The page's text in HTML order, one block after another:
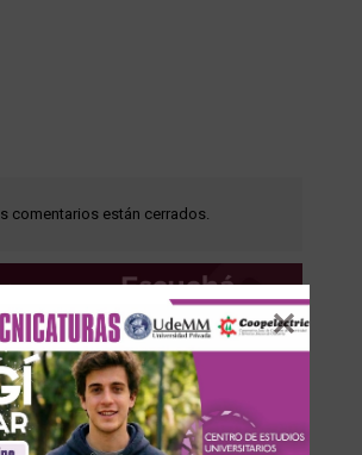
comentarios están cerrados.